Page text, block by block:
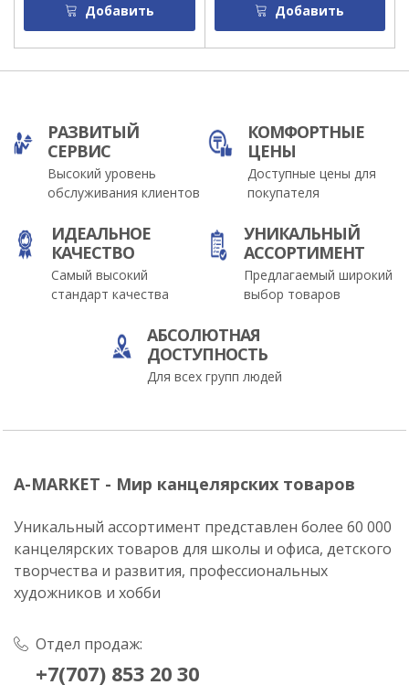
Добавить Добавить
РАЗВИТЫЙ
СЕРВИС
Высокий уровень
обслуживания клиентов
КОМФОРТНЫЕ
ЦЕНЫ
Доступные цены для
покупателя
ИДЕАЛЬНОЕ
КАЧЕСТВО
Самый высокий
стандарт качества
УНИКАЛЬНЫЙ
АССОРТИМЕНТ
Предлагаемый широкий
выбор товаров
АБСОЛЮТНАЯ
ДОСТУПНОСТЬ
Для всех групп людей
A-MARKET - Мир канцелярских товаров
Уникальный ассортимент представлен более 60 000
канцелярских товаров для школы и офиса, детского
творчества и развития, профессиональных
художников и хобби
Отдел продаж:
+7(707) 853 20 30